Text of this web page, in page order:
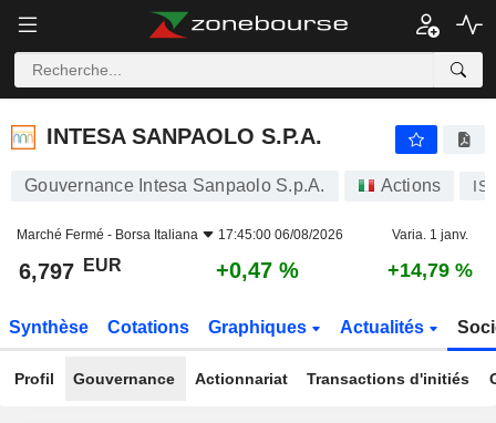
INTESA SANPAOLO S.P.A.
INTESA SANPAOLO S.P.A.
Gouvernance Intesa Sanpaolo S.p.A. Actions
Marché Fermé - Borsa Italiana 17:45:00 06/08/2026 Varia. 1 janv.
6,797 EUR +0,47 % +14,79 %
Synthèse Cotations Graphiques Actualités
Profil Gouvernance Actionnariat Transactions d'initiés